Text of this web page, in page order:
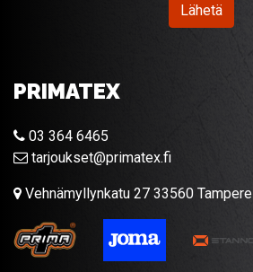
Lähetä
PRIMATEX
03 364 6465
tarjoukset@primatex.fi
Vehnämyllynkatu 27 33560 Tampere